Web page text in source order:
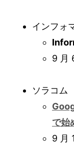
インフォ
9 月
ソラコム
で始
9 月